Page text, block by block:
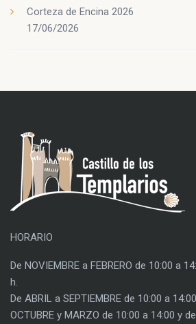
Corteza de Encina 2026
17/06/2026
HORARIO
De NOVIEMBRE a FEBRERO de 10:00 a
h.
De ABRIL a SEPTIEMBRE de 10:00 a
OCTUBRE y MARZO de 10:00 a 14:00 y